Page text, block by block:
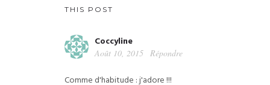
THIS POST
Coccyline
Août 10, 2015 Répondre
Comme d'habitude : j'adore !!!